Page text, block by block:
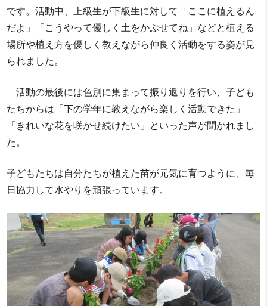
です。活動中、上級生が下級生に対して「ここに植えるん
だよ」「こうやって優しく土をかぶせてね」などと植える
場所や植え方を優しく教えながら仲良く活動をする姿が見
られました。
活動の最後には色別に集まって振り返りを行い、子ども
たちからは「下の学年に教えながら楽しく活動できた」
「きれいな花を咲かせ続けたい」といった声が聞かれまし
た。
子どもたちは自分たちが植えた苗が元気に育つように、毎
日協力して水やりを頑張っています。